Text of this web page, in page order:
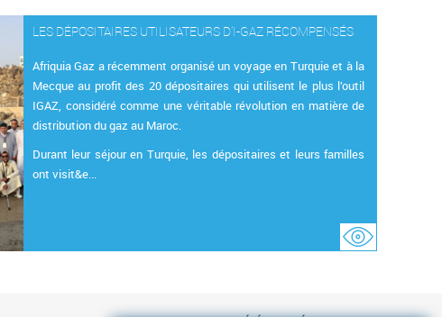
LES DÉPOSITAIRES UTILISATEURS D’I-GAZ RÉCOMPENSÉS
Afriquia Gaz a récemment organisé un voyage en Turquie et à la
Mecque au profit des 20 dépositaires qui utilisent le plus l’outil
IGAZ, considéré comme une véritable révolution en matière de
distribution du gaz au Maroc.
Durant leur séjour en Turquie, les dépositaires et leurs familles
ont visit&e...